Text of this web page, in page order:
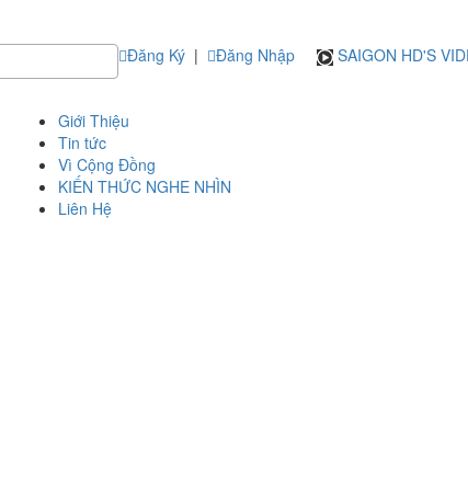
Đăng Ký | Đăng Nhập SAIGON HD'S
Giới Thiệu
Tin tức
Vì Cộng Đồng
KIẾN THỨC NGHE NHÌN
Liên Hệ